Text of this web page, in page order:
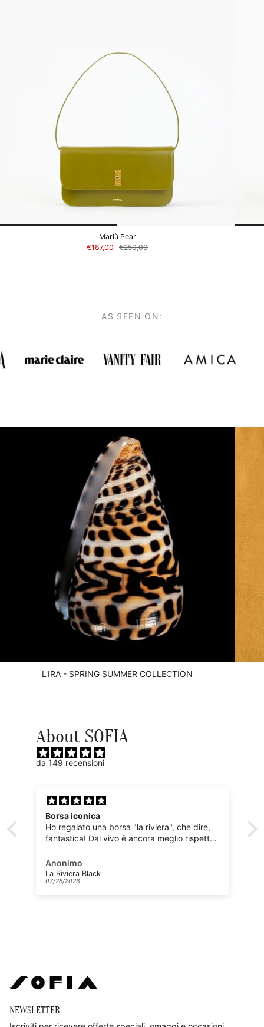
Mariù Pear
€187,00
€250,00
AS SEEN ON:
L'IRA - SPRING SUMMER COLLECTION
About SOFIA
da 149 recensioni
Borsa iconica
Ho regalato una borsa "la riviera", che dire,
fantastica! Dal vivo è ancora meglio rispetto
ma che si fa notare. Qualità della manifattura
eccellente. Una vera icona di stile.
Tutto questo con un servizio clienti
Anonimo
La Riviera Black
07/28/2026
NEWSLETTER